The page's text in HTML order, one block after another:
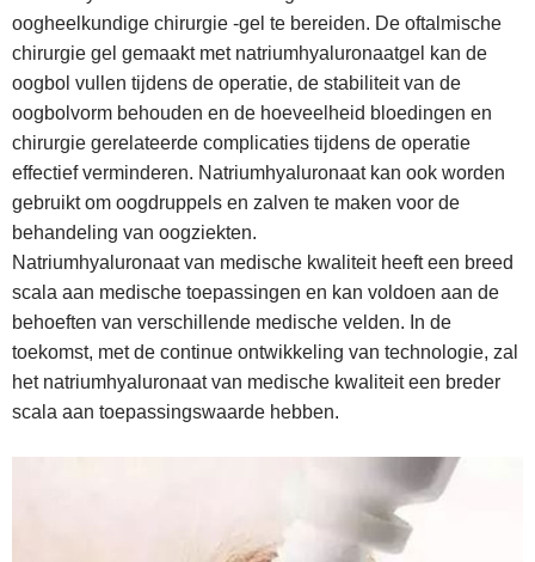
oogheelkundige chirurgie -gel te bereiden. De oftalmische
chirurgie gel gemaakt met natriumhyaluronaatgel kan de
oogbol vullen tijdens de operatie, de stabiliteit van de
oogbolvorm behouden en de hoeveelheid bloedingen en
chirurgie gerelateerde complicaties tijdens de operatie
effectief verminderen. Natriumhyaluronaat kan ook worden
gebruikt om oogdruppels en zalven te maken voor de
behandeling van oogziekten.
Natriumhyaluronaat van medische kwaliteit heeft een breed
scala aan medische toepassingen en kan voldoen aan de
behoeften van verschillende medische velden. In de
toekomst, met de continue ontwikkeling van technologie, zal
het natriumhyaluronaat van medische kwaliteit een breder
scala aan toepassingswaarde hebben.